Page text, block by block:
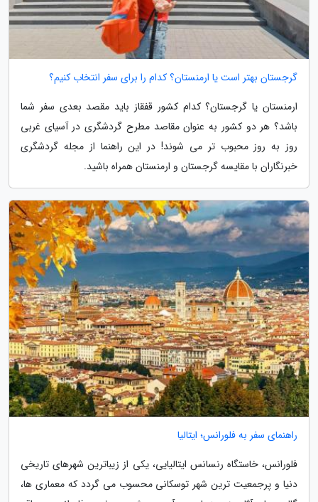
گرجستان بهتر است یا ارمنستان؟ کدام را برای سفر انتخاب کنیم؟
ارمنستان یا گرجستان؟ کدام کشور قفقاز باید مقصد بعدی سفر شما
باشد؟ هر دو کشور به عنوان مقاصد مطرح گردشگری در آسیای غربی
روز به روز محبوب تر می شوند! در این راهنما از مجله گردشگری
خبرنگاران با مقایسه گرجستان و ارمنستان همراه باشید.
راهنمای سفر به فلورانس؛ ایتالیا
فلورانس، خاستگاه رنسانس ایتالیایی، یکی از زیباترین شهرهای تاریخی
دنیا و پرجمعیت ترین شهر توسکانی محسوب می گردد که معماری ها،